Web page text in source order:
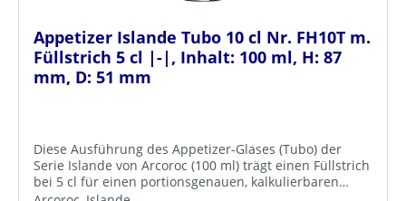
Appetizer Islande Tubo 10 cl Nr. FH10T m.
Füllstrich 5 cl |-|, Inhalt: 100 ml, H: 87
mm, D: 51 mm
Diese Ausführung des Appetizer-Glases (Tubo) der
Serie Islande von Arcoroc (100 ml) trägt einen Füllstrich
bei 5 cl für einen portionsgenauen, kalkulierbaren